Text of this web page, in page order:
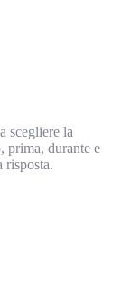
scegliere la
prima, durante e
risposta.